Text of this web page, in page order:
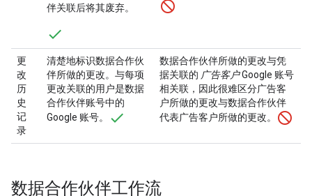
伴关联后将其废弃。
更
改
历
史
记
录
清楚地标识数据合作伙
伴所做的更改。与每项
更改关联的用户是数据
合作伙伴账号中的
Google 账号。
数据合作伙伴所做的更改与凭
据关联的 广告客户Google 账号
相关联，因此很难区分广告客
户所做的更改与数据合作伙伴
代表广告客户所做的更改。
数据合作伙伴工作流